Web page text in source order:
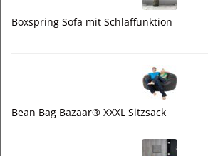
Boxspring Sofa mit Schlaffunktion
Bean Bag Bazaar® XXXL Sitzsack